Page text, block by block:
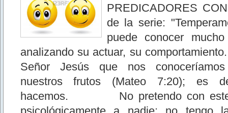
PREDICADORES
de la serie:
puede conocer
analizando su actuar, su
Señor Jesús que nos
nuestros frutos (Mateo 7:20); es
hacemos. No pretendo con este